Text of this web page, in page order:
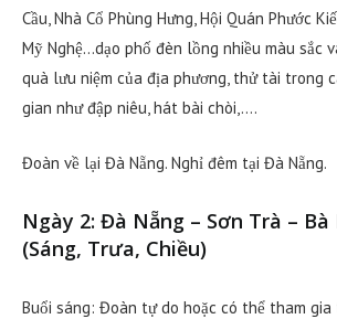
Cầu, Nhà Cổ Phùng Hưng, Hội Quán Phước
Mỹ Nghệ…dạo phố đèn lồng nhiều màu sắc
quà lưu niệm của địa phương, thử tài trong
gian như đập niêu, hát bài chòi,….
Đoàn về lại Đà Nẵng. Nghỉ đêm tại Đà Nẵng.
Ngày 2: Đà Nẵng – Sơn Trà – Bà
(Sáng, Trưa, Chiều)
Buổi sáng: Đoàn tự do hoặc có thể tham gia